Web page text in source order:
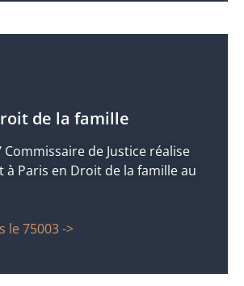
de la famille
de Justice réalise
à Paris en Droit de la famille au
le 75003 ->